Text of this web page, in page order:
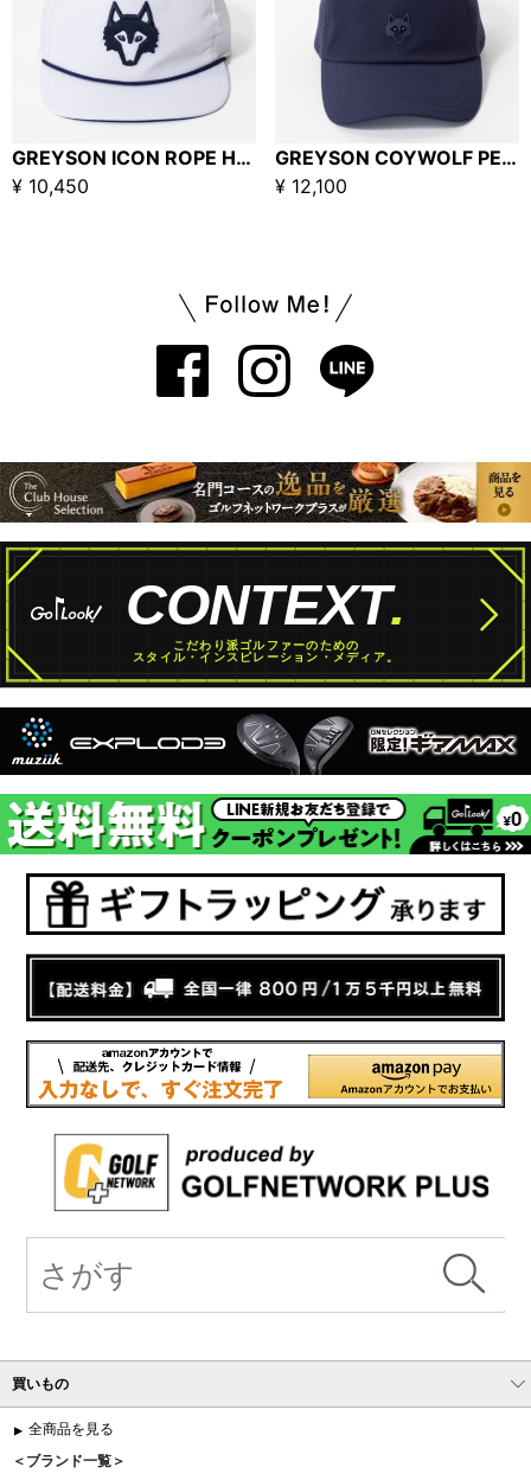
GREYSON ICON ROPE HAT / ARCTIC アイコンロープハット
¥ 10,450
GREYSON COYWOLF PERFORATED BLANK SPORT HAT / MALTESE BLUE
¥ 12,100
買いもの
全商品を見る
＜ブランド一覧＞